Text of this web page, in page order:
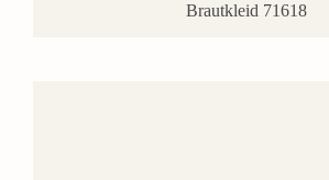
Brautkleid 71618